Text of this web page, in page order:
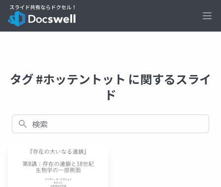
タグ #ホッテントット に関するスライ
ド
検索